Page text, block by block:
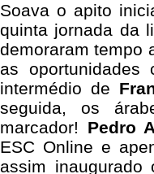
Soava o apito
quinta jornada da
demoraram tempo
as
intermédio de
seguida, os
marcador! Pedro
ESC Online e
assim inaugurado